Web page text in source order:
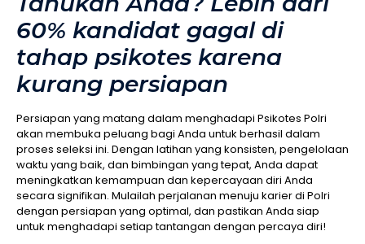
60% kandidat gagal di
tahap psikotes karena
kurang persiapan
Persiapan yang matang dalam menghadapi Psikotes Polri
akan membuka peluang bagi Anda untuk berhasil dalam
proses seleksi ini. Dengan latihan yang konsisten, pengelolaan
waktu yang baik, dan bimbingan yang tepat, Anda dapat
meningkatkan kemampuan dan kepercayaan diri Anda
secara signifikan. Mulailah perjalanan menuju karier di Polri
dengan persiapan yang optimal, dan pastikan Anda siap
untuk menghadapi setiap tantangan dengan percaya diri!